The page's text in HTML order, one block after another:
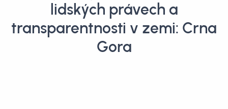
lidských právech a
transparentnosti v zemi: Crna
Gora